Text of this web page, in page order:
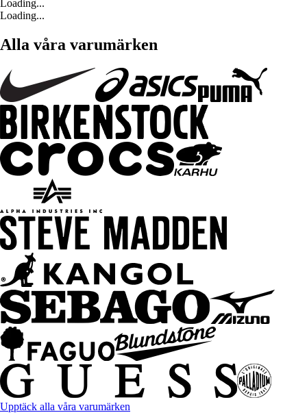
Loading...
Loading...
Alla våra varumärken
Upptäck alla våra varumärken